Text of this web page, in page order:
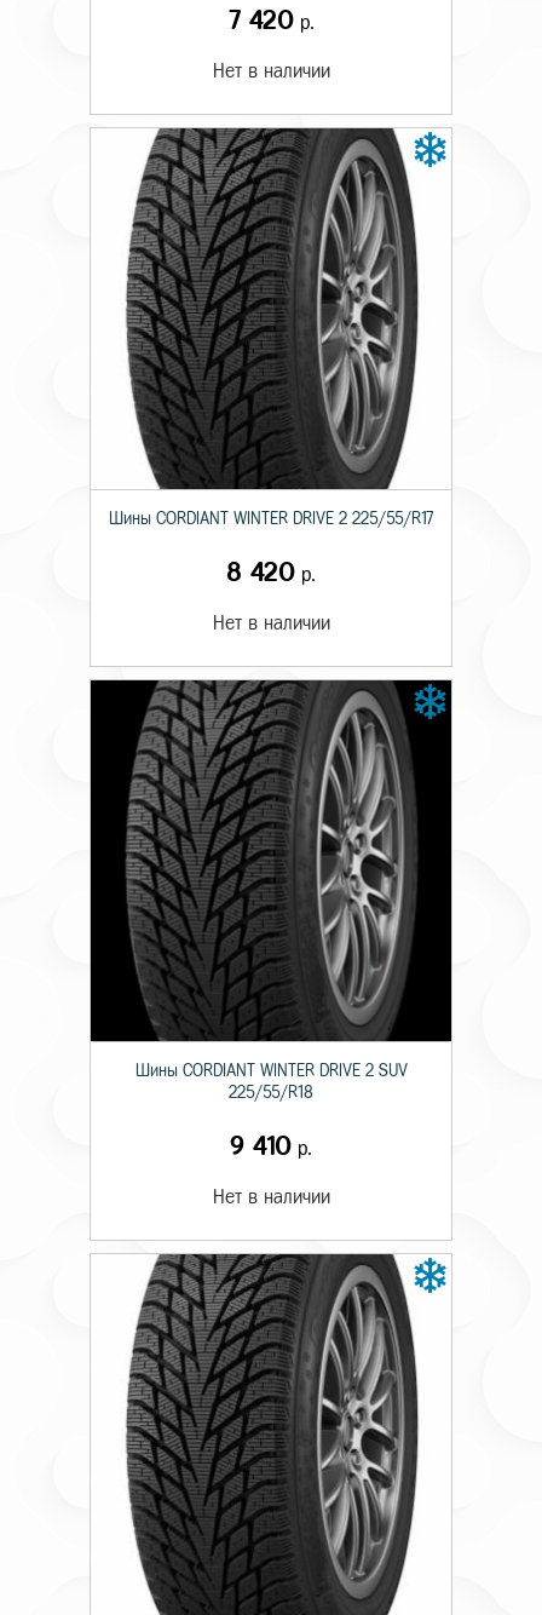
7 420р.
Нет в наличии
Шины CORDIANT WINTER DRIVE 2 225/55/R17
8 420 р.
Нет в наличии
Шины CORDIANT WINTER DRIVE 2 SUV
225/55/R18
9 410 р.
Нет в наличии